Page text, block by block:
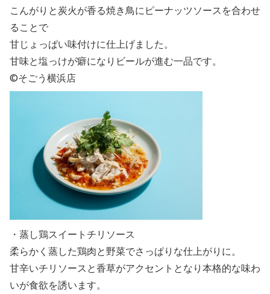
こんがりと炭火が香る焼き鳥にピーナッツソースを合わせ
ることで
甘じょっぱい味付けに仕上げました。
甘味と塩っけが癖になりビールが進む一品です。
©そごう横浜店
・蒸し鶏スイートチリソース
柔らかく蒸した鶏肉と野菜でさっぱりな仕上がりに。
甘辛いチリソースと香草がアクセントとなり本格的な味わ
いが食欲を誘います。